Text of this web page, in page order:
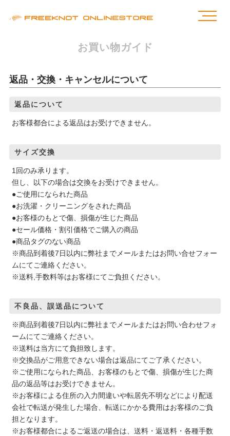
お買い物ガイド
返品・交換・キャンセルについて
返品について
お客様都合による返品はお受けできません。
サイズ交換
1回のみ承ります。
但し、以下の場合は交換をお受けできません。
●ご使用になられた商品
●お洗濯・クリーニングをされた商品
●お客様のもとで傷、損傷が生じた商品
●セール価格・割引価格でご購入の商品
●商品タグのない商品
※商品到着後7日以内に弊社までメールまたはお問い合せフォー
ムにてご連絡ください。
※送料,手数料等はお客様にてご負担ください。
不良品、誤送品について
※商品到着後7日以内に弊社までメールまたはお問い合わせフォ
ームにてご連絡ください。
※送料は当方にて負担致します。
※交換品がご用意できない場合は返品にてご了承ください。
※ご使用になられた商品、お客様のもとで傷、損傷が生じた商
品の返品等はお受けできません。
※お客様による住所の入力間違いや転居先不明などにより配送
会社で転送が発生した場合、転送にかかる費用はお客様のご負
担となります。
※お客様都合によるご返送の場合は、送料・返送料・各種手数